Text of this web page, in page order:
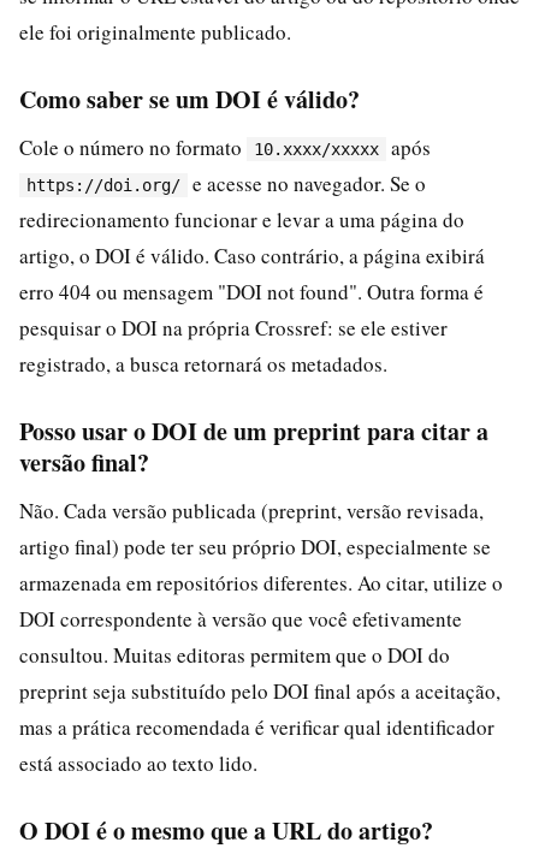
ele foi originalmente publicado.
Como saber se um DOI é válido?
Cole o número no formato 10.xxxx/xxxxx após
https://doi.org/
e acesse no navegador. Se o
redirecionamento funcionar e levar a uma página do
artigo, o DOI é válido. Caso contrário, a página exibirá
erro 404 ou mensagem "DOI not found". Outra forma é
pesquisar o DOI na própria Crossref: se ele estiver
registrado, a busca retornará os metadados.
Posso usar o DOI de um preprint para citar a
versão final?
Não. Cada versão publicada (preprint, versão revisada,
artigo final) pode ter seu próprio DOI, especialmente se
armazenada em repositórios diferentes. Ao citar, utilize o
DOI correspondente à versão que você efetivamente
consultou. Muitas editoras permitem que o DOI do
preprint seja substituído pelo DOI final após a aceitação,
mas a prática recomendada é verificar qual identificador
está associado ao texto lido.
O DOI é o mesmo que a URL do artigo?